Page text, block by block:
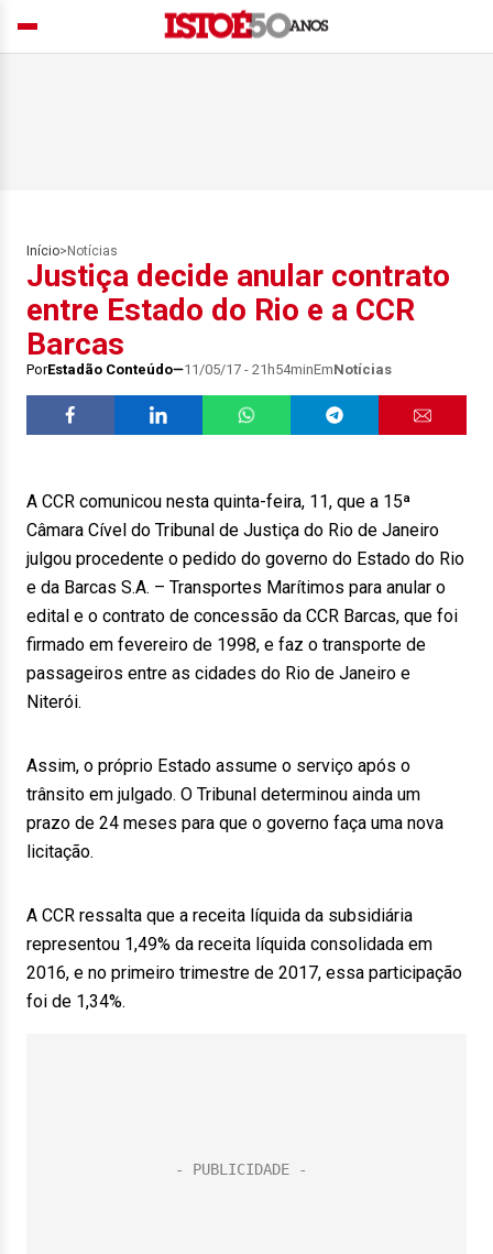
Início> Notícias
Justiça decide anular contrato
entre Estado do Rio e a CCR
Barcas
PorEstadão Conteúdo 11/05/17 - 21h54minEmNotícias
A CCR comunicou nesta quinta-feira, 11, que a 15ª
Câmara Cível do Tribunal de Justiça do Rio de Janeiro
julgou procedente o pedido do governo do Estado do Rio
e da Barcas S.A. – Transportes Marítimos para anular o
edital e o contrato de concessão da CCR Barcas, que foi
firmado em fevereiro de 1998, e faz o transporte de
passageiros entre as cidades do Rio de Janeiro e
Niterói.
Assim, o próprio Estado assume o serviço após o
trânsito em julgado. O Tribunal determinou ainda um
prazo de 24 meses para que o governo faça uma nova
licitação.
A CCR ressalta que a receita líquida da subsidiária
representou 1,49% da receita líquida consolidada em
2016, e no primeiro trimestre de 2017, essa participação
foi de 1,34%.